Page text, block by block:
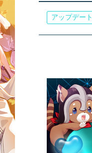
アップデート